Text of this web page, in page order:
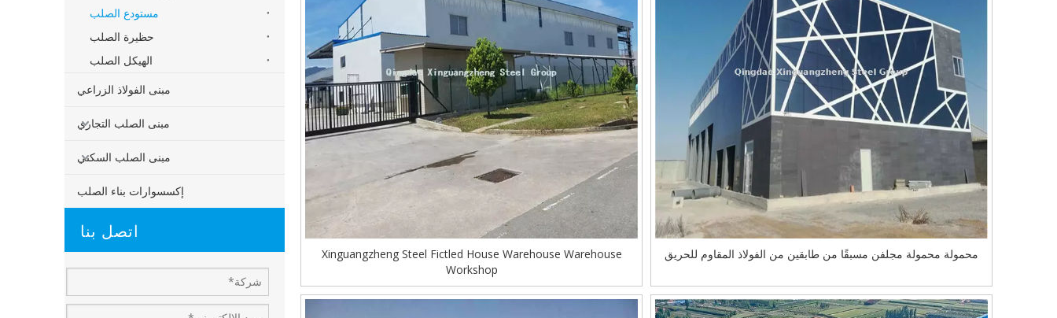
مستودع الصلب
حظيرة الصلب
الهيكل الصلب
مبنى الفولاذ الزراعي
مبنى الصلب التجاري
مبنى الصلب السكني
إكسسوارات بناء الصلب
اتصل بنا
محمولة محمولة مجلفن مسبقًا من طابقين من الفولاذ المقاوم للحريق
Xinguangzheng Steel Fictled House Warehouse Warehouse
Workshop